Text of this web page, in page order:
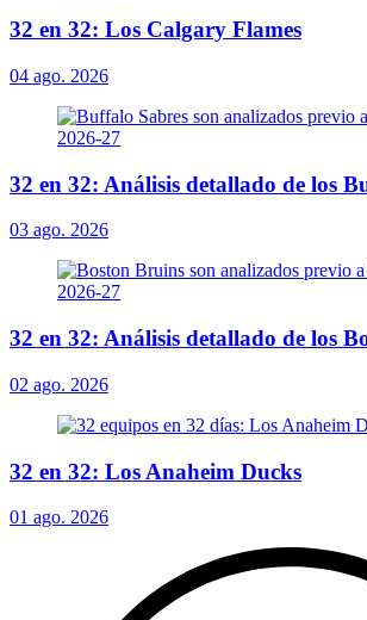
32 en 32: Los Calgary Flames
04 ago. 2026
32 en 32: Análisis detallado de los
03 ago. 2026
32 en 32: Análisis detallado de los
02 ago. 2026
32 en 32: Los Anaheim Ducks
01 ago. 2026